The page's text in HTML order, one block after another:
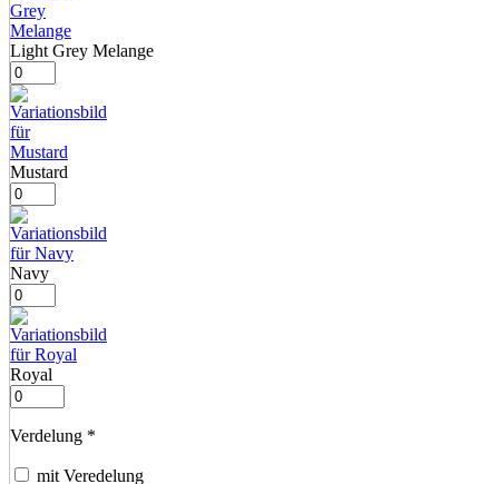
Light Grey Melange
Mustard
Navy
Royal
Verdelung *
mit Veredelung